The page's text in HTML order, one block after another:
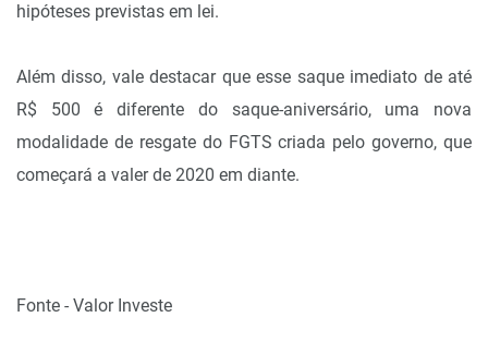
hipóteses previstas em lei.
Além disso, vale destacar que esse saque imediato de até
R$ 500 é diferente do saque-aniversário, uma nova
modalidade de resgate do FGTS criada pelo governo, que
começará a valer de 2020 em diante.
Fonte - Valor Investe